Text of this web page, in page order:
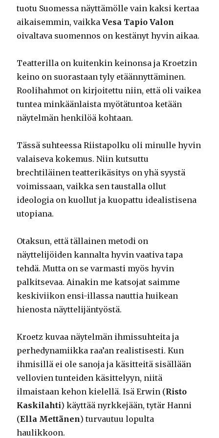
tuotu Suomessa näyttämölle vain kaksi kertaa
aikaisemmin, vaikkaVesa Tapio Valon
oivaltava suomennos on kestänyt hyvin aikaa.
Teatterilla on kuitenkin keinonsa ja Kroetzin
keino on suorastaan tyly etäännyttäminen.
Roolihahmot on kirjoitettu niin, että oli vaikea
tuntea minkäänlaista myötätuntoa ketään
näytelmän henkilöä kohtaan.
Tässä suhteessa Riistapolku oli minulle hyvin
valaiseva kokemus. Niin kutsuttu
brechtiläinen teatterikäsitys on yhä syystä
voimissaan, vaikka sen taustalla ollut
ideologia on kuollut ja kuopattu idealistisena
utopiana.
Otaksun, että tällainen metodi on
näyttelijöiden kannalta hyvin vaativa tapa
tehdä. Mutta on se varmasti myös hyvin
palkitsevaa. Ainakin me katsojat saimme
keskiviikon ensi-illassa nauttia huikean
hienosta näyttelijäntyöstä.
Kroetz kuvaa näytelmän ihmissuhteita ja
perhedynamiikka raa’an realistisesti. Kun
ihmisillä ei ole sanoja ja käsitteitä sisällään
vellovien tunteiden käsittelyyn, niitä
ilmaistaan kehon kielellä. Isä Erwin (Risto
Kaskilahti) käyttää nyrkkejään, tytär Hanni
(Ella Mettänen) turvautuu lopulta
haulikkoon.